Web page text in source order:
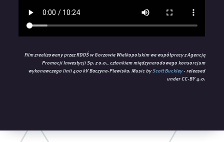
Film zrealizowany przez RDOŚ w Gorzowie Wielkopolskim we współpracy z Agencją
Promocji Inwestycji Sp. z o.o., członkiem międzynarodowego konsorcjum
wykonawczego linii 400 kV Baczyna-Plewiska. Music byScott Buckley- released
under CC-BY 4.0.